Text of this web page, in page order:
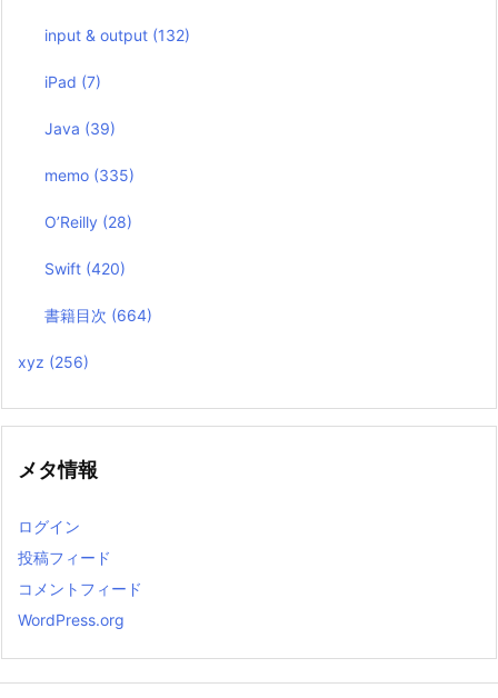
input & output (132)
iPad (7)
Java (39)
memo (335)
O’Reilly (28)
Swift (420)
書籍目次 (664)
xyz (256)
メタ情報
ログイン
投稿フィード
コメントフィード
WordPress.org